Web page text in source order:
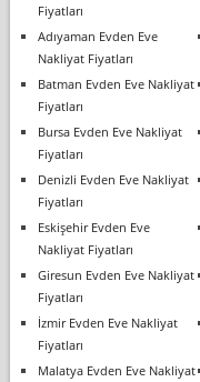
Fiyatları
Adıyaman Evden Eve
Nakliyat Fiyatları
Batman Evden Eve Nakliyat
Fiyatları
Bursa Evden Eve Nakliyat
Fiyatları
Denizli Evden Eve Nakliyat
Fiyatları
Eskişehir Evden Eve
Nakliyat Fiyatları
Giresun Evden Eve Nakliyat
Fiyatları
İzmir Evden Eve Nakliyat
Fiyatları
Malatya Evden Eve Nakliyat